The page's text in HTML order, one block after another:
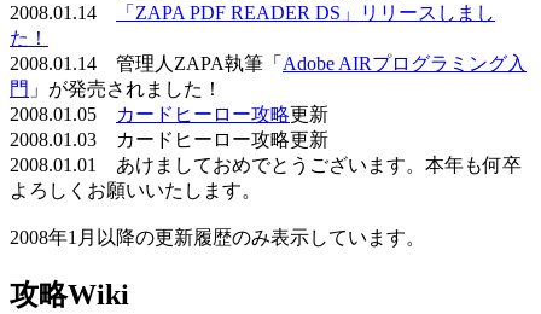
2008.01.14
「ZAPA PDF READER DS」リリースしまし
た！
2008.01.14 管理人ZAPA執筆「 Adobe AIRプログラミング入
門 」が発売されました！
2008.01.05
カードヒーロー攻略更新
2008.01.03 カードヒーロー攻略更新
2008.01.01 あけましておめでとうございます。本年も何卒
よろしくお願いいたします。
2008年1月以降の更新履歴のみ表示しています。
攻略Wiki